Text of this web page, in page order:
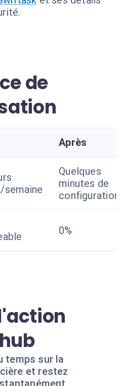
de
Après
semaine
Quelques
minutes de
configuration
0%
temps sur la
et restez